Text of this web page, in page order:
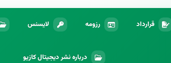
قرارداد رزومه لایسنس
درباره نشر دیجیتال کازیو